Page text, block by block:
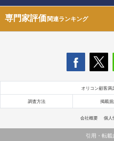
専門家評価関連ランキング
オリコン顧客満
調査方法 掲載
会社概要 個人
引用・転載